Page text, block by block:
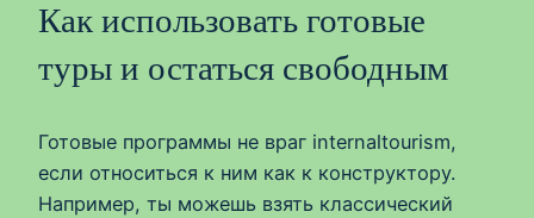
Как использовать готовые
туры и остаться свободным
Готовые программы не враг internaltourism,
если относиться к ним как к конструктору.
Например, ты можешь взять классический